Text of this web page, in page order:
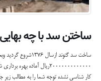
ساختن سد با چه بهایی
20000000000000ریال